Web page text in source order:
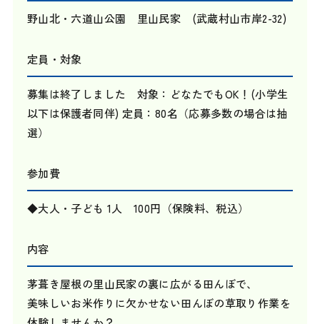
野山北・六道山公園 里山民家 (武蔵村山市岸2-32)
定員・対象
募集は終了しました 対象：どなたでもOK！(小学生
以下は保護者同伴) 定員：80名（応募多数の場合は抽
選）
参加費
◆大人・子ども 1人 100円（保険料、税込）
内容
茅葺き屋根の里山民家の裏に広がる田んぼで、
美味しいお米作りに欠かせない田んぼの草取り作業を